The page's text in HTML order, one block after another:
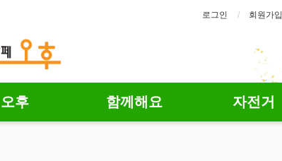
로그인 회원가입
오후 함께해요 자전거